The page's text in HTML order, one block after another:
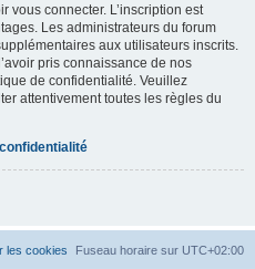
vous connecter. L’inscription est
Les administrateurs du forum
aux utilisateurs inscrits.
pris connaissance de nos
de confidentialité. Veuillez
attentivement toutes les règles du
Fuseau horaire sur UTC+02:00
les cookies